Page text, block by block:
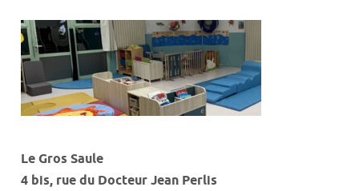
Le Gros Saule
4 bis, rue du Docteur Jean Perlis